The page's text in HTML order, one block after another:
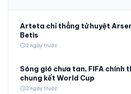
Arteta chỉ thẳng tử huyệt
Betis
schedule2 ngày trước
Sóng gió chưa tan, FIFA chính
chung kết World Cup
schedule2 ngày trước